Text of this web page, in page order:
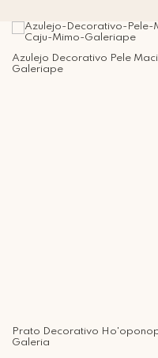
Azulejo Decorativo Pele
Galeriape
Prato Decorativo
Galeria